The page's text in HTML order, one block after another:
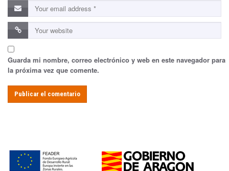
Guarda mi nombre, correo electrónico y web en este navegador para
la próxima vez que comente.